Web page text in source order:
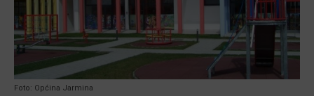
Foto: Općina Jarmina